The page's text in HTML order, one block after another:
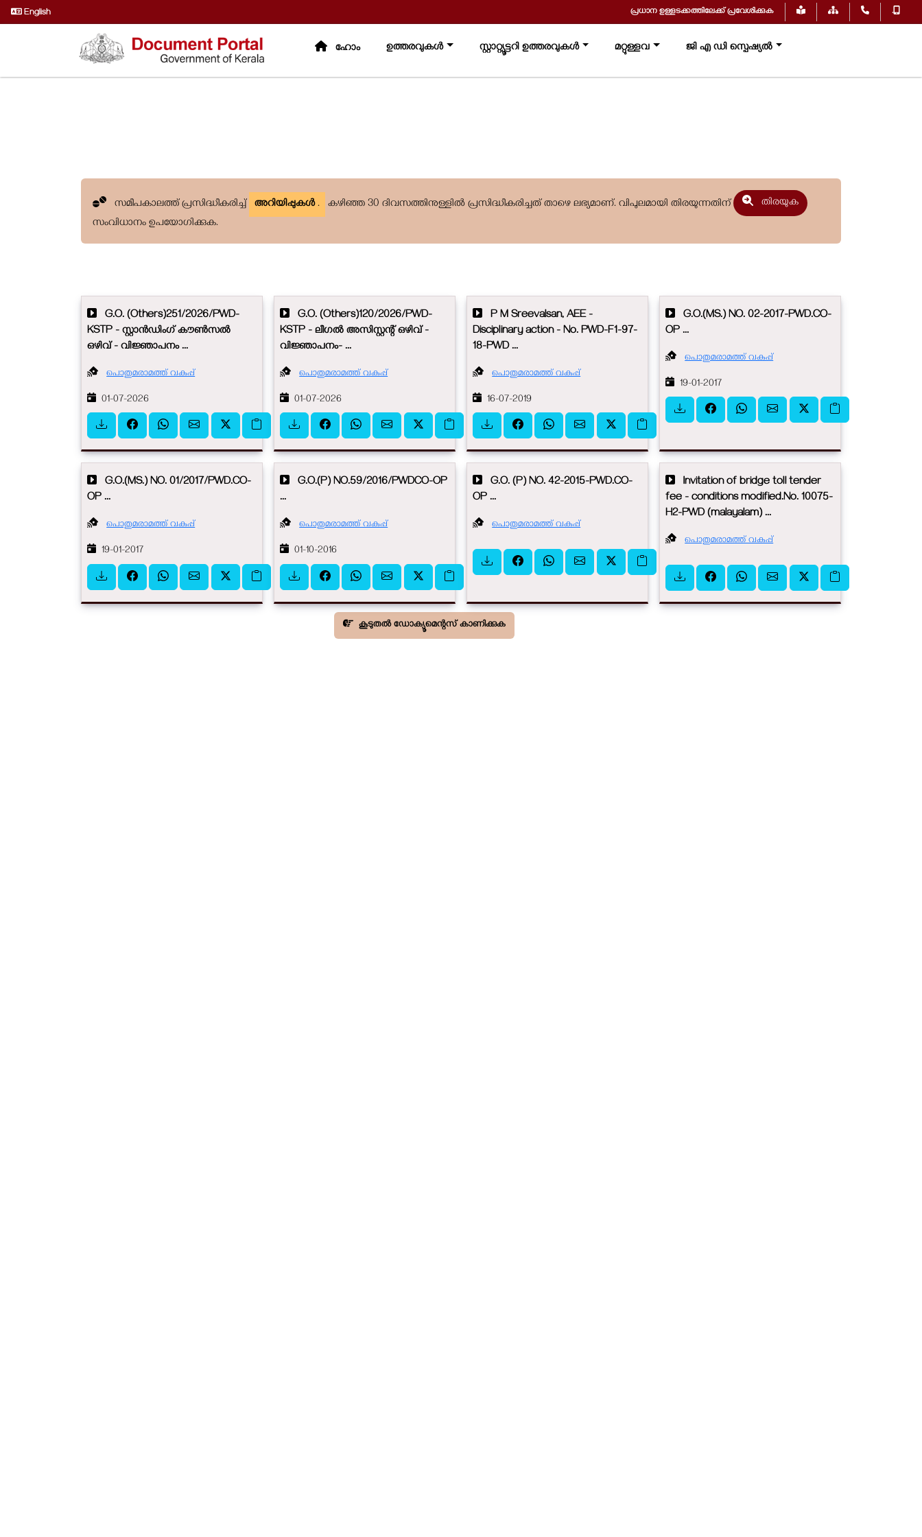
English പ്രധാന ഉള്ളടക്കത്തിലേക്ക് പ്രവേശിക്കുക .
ഹോം ഉത്തരവുകൾ സ്റ്റാറ്റ്യൂട്ടറി ഉത്തരവുകൾ മറ്റുള്ളവ ജി എ ഡി സ്പെഷ്യൽ
സമീപകാലത്ത് പ്രസിദ്ധീകരിച്ച് അറിയിപ്പുകൾ. കഴിഞ്ഞ 30 ദിവസത്തിനുള്ളിൽ പ്രസിദ്ധീകരിച്ചത് താഴെ ലഭ്യമാണ്. വിപുലമായി തിരയുന്നതിന്
തിരയുക
സംവിധാനം ഉപയോഗിക്കുക.
G.O. (Others)251/2026/PWD-
KSTP - സ്റ്റാൻഡിംഗ് കൗൺസൽ
ഒഴിവ് - വിജ്ഞാപനം ...
പൊതുമരാമത്ത് വകുപ്പ്
01-07-2026
G.O. (Others)120/2026/PWD-
KSTP - ലീഗൽ അസിസ്റ്റന്റ് ഒഴിവ് -
വിജ്ഞാപനം- ...
പൊതുമരാമത്ത് വകുപ്പ്
01-07-2026
P M Sreevalsan, AEE -
Disciplinary action - No. PWD-F1-97-
18-PWD ...
പൊതുമരാമത്ത് വകുപ്പ്
16-07-2019
G.O.(MS.) NO. 02-2017-PWD.CO-
OP ...
പൊതുമരാമത്ത് വകുപ്പ്
19-01-2017
G.O.(MS.) NO. 01/2017/PWD.CO-
OP ...
പൊതുമരാമത്ത് വകുപ്പ്
19-01-2017
G.O.(P) NO.59/2016/PWDCO-OP
...
പൊതുമരാമത്ത് വകുപ്പ്
01-10-2016
G.O. (P) NO. 42-2015-PWD.CO-
OP ...
പൊതുമരാമത്ത് വകുപ്പ്
Invitation of bridge toll tender
fee - conditions modified.No. 10075-
H2-PWD (malayalam) ...
പൊതുമരാമത്ത് വകുപ്പ്
കൂടുതൽ ഡോക്യൂമെന്റസ് കാണിക്കുക